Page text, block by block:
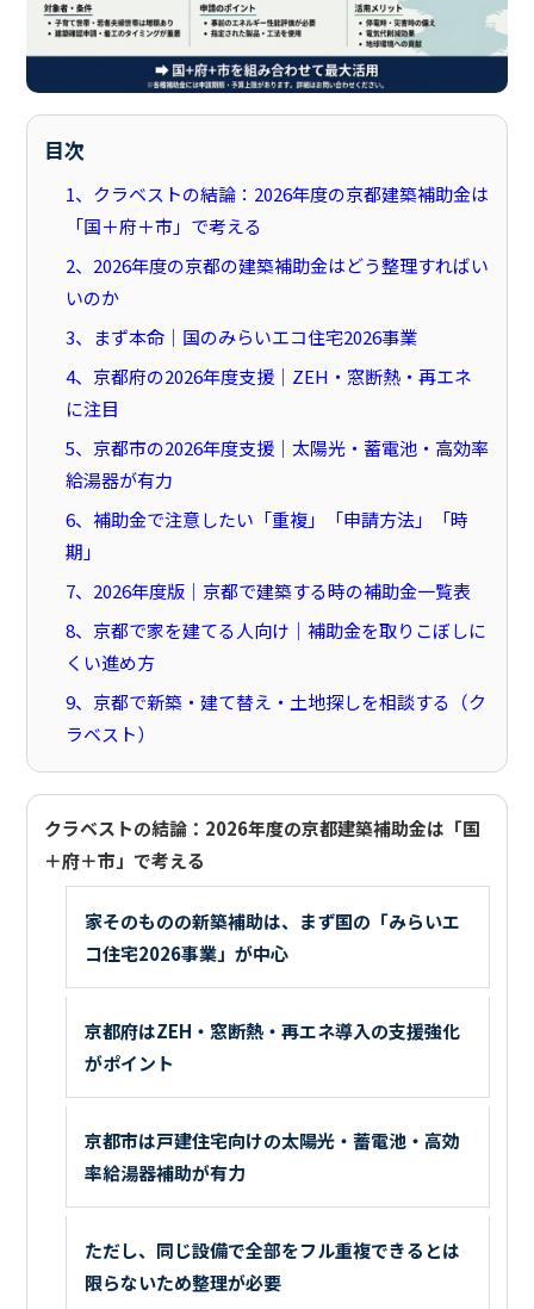
目次
1、クラベストの結論：2026年度の京都建築補助金は
「国＋府＋市」で考える
2、2026年度の京都の建築補助金はどう整理すればい
いのか
3、まず本命｜国のみらいエコ住宅2026事業
4、京都府の2026年度支援｜ZEH・窓断熱・再エネ
に注目
5、京都市の2026年度支援｜太陽光・蓄電池・高効率
給湯器が有力
6、補助金で注意したい「重複」「申請方法」「時
期」
7、2026年度版｜京都で建築する時の補助金一覧表
8、京都で家を建てる人向け｜補助金を取りこぼしに
くい進め方
9、京都で新築・建て替え・土地探しを相談する（ク
ラベスト）
クラベストの結論：2026年度の京都建築補助金は「国
＋府＋市」で考える
家そのものの新築補助は、まず国の「みらいエ
コ住宅2026事業」が中心
京都府はZEH・窓断熱・再エネ導入の支援強化
がポイント
京都市は戸建住宅向けの太陽光・蓄電池・高効
率給湯器補助が有力
ただし、同じ設備で全部をフル重複できるとは
限らないため整理が必要